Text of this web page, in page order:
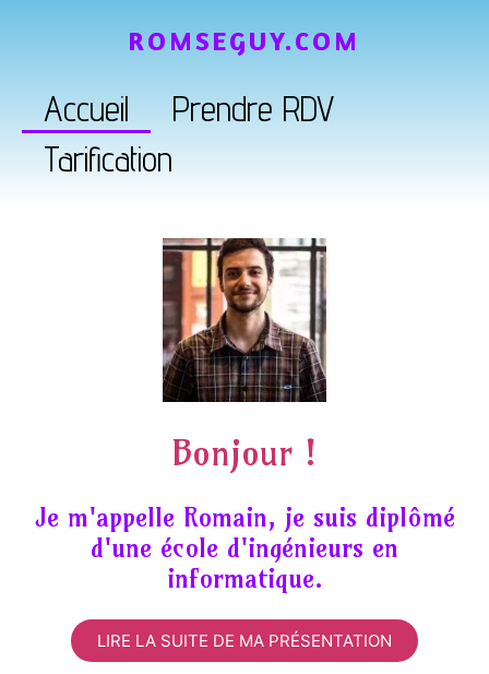
Accueil
Prendre RDV
Tarification
ROMSEGUY.COM
Bonjour !
Je m'appelle Romain, je suis diplômé
d'une école d'ingénieurs en
informatique.
LIRE LA SUITE DE MA PRÉSENTATION